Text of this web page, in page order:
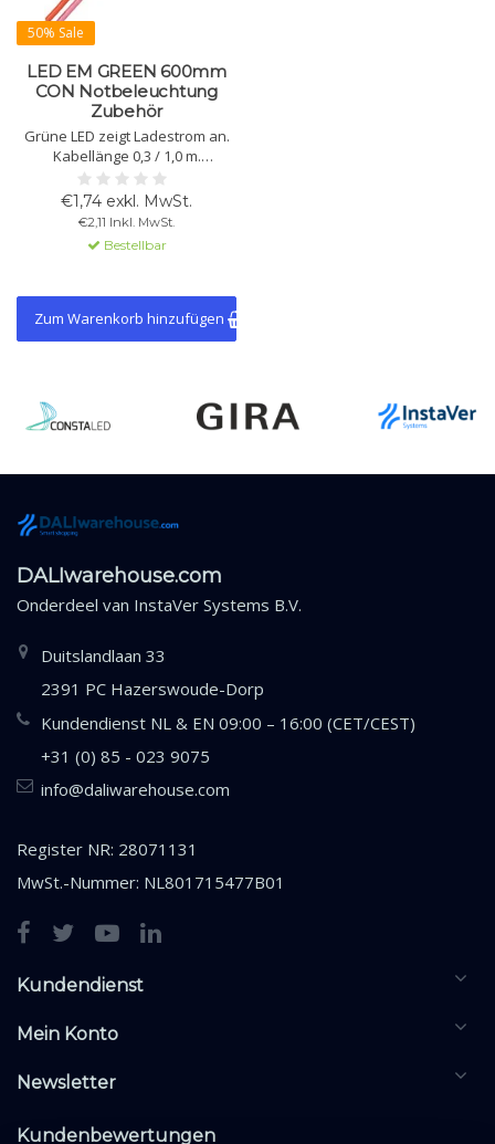
50% Sale
LED EM GREEN 600mm
CON Notbeleuchtung
Zubehör
Grüne LED zeigt Ladestrom an.
Kabellänge 0,3 / 1,0 m.
Steckverbindung für einfache
Installation. Zubehör für
Notbeleuchtung.
€1,74 exkl. MwSt.
€2,11 Inkl. MwSt.
Bestellbar
Zum Warenkorb hinzufügen
DALIwarehouse.com
Onderdeel van InstaVer Systems B.V.
Duitslandlaan 33
2391 PC Hazerswoude-Dorp
Kundendienst NL & EN 09:00 – 16:00 (CET/CEST)
+31 (0) 85 - 023 9075
info@daliwarehouse.com
Register NR: 28071131
MwSt.-Nummer: NL801715477B01
Kundendienst
Mein Konto
Newsletter
Kundenbewertungen